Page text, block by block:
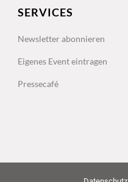
SERVICES
Newsletter abonnieren
Eigenes Event eintragen
Pressecafé